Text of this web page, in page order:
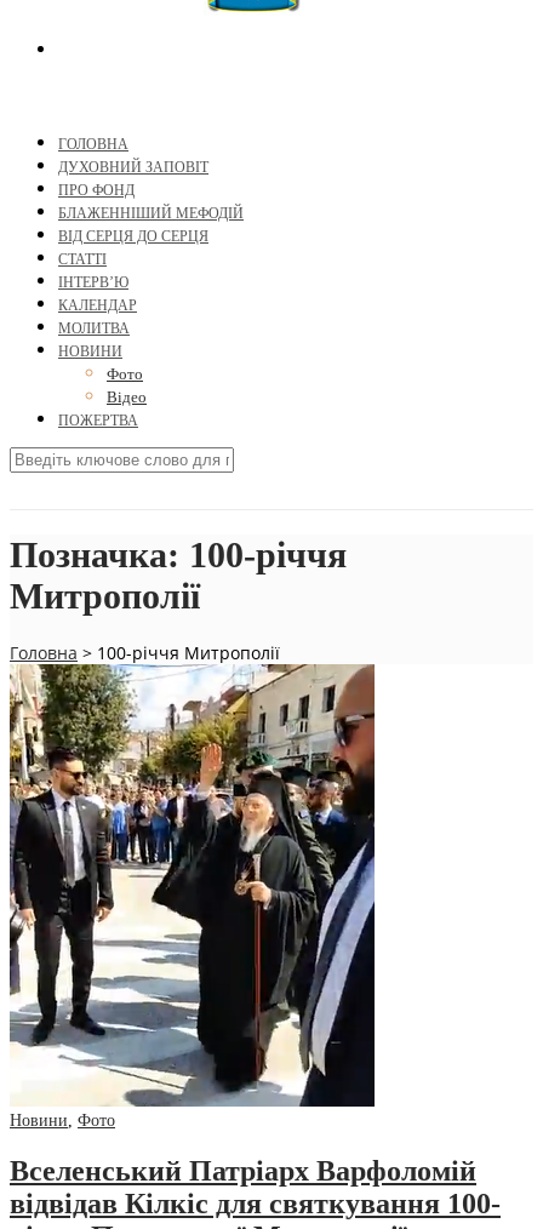
ГОЛОВНА
ДУХОВНИЙ ЗАПОВІТ
ПРО ФОНД
БЛАЖЕННІШИЙ МЕФОДІЙ
ВІД СЕРЦЯ ДО СЕРЦЯ
СТАТТІ
ІНТЕРВ’Ю
КАЛЕНДАР
МОЛИТВА
НОВИНИ
Фото
Відео
ПОЖЕРТВА
Позначка: 100-річчя
Митрополії
Головна > 100-річчя Митрополії
Новини, Фото
Вселенський Патріарх Варфоломій
відвідав Кілкіс для святкування 100-